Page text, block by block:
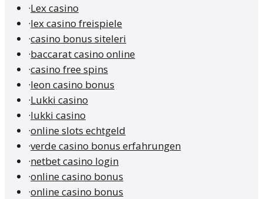
·Lex casino
·lex casino freispiele
·casino bonus siteleri
·baccarat casino online
·casino free spins
·leon casino bonus
·Lukki casino
·lukki casino
·online slots echtgeld
·verde casino bonus erfahrungen
·netbet casino login
·online casino bonus
·online casino bonus